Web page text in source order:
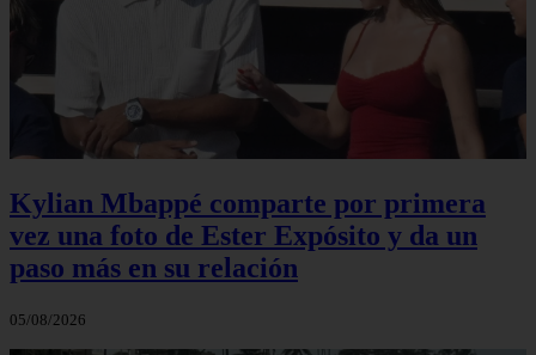
Kylian Mbappé comparte por primera
vez una foto de Ester Expósito y da un
paso más en su relación
05/08/2026